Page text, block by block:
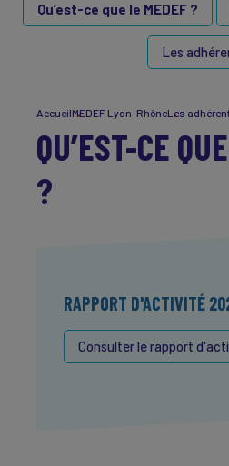
Qu’est-ce que le MEDEF ?
Les
AccueilMEDEF Lyon-RhôneLes
QU’EST-CE
?
RAPPORT D'ACTIVITÉ
Consulter le rapport